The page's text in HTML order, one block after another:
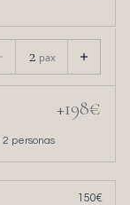
2 pax
2 personas
+198€
150€